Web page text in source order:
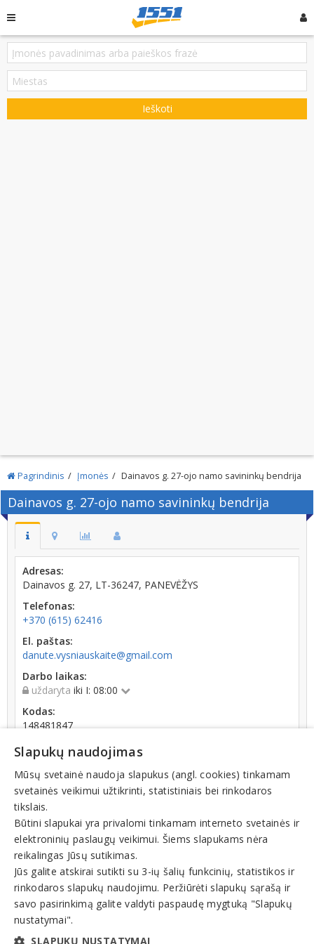
Ieškoti
Pagrindinis Įmonės Dainavos g. 27-ojo namo savininkų bendrija
Dainavos g. 27-ojo namo savininkų bendrija
Adresas:
Dainavos g. 27, LT-36247, PANEVĖŽYS
Telefonas:
+370 (615) 62416
El. paštas:
danute.vysniauskaite@gmail.com
Darbo laikas:
uždaryta iki I: 08:00
Kodas:
148481847
Registracijos data:
2002-06-04
Darbuotojų skaičius:
iki 10 darbuotojų
Veiklos sritys
Bendrijos
Daugiabučių namų
Slapukų naudojimas
Mūsų svetainė naudoja slapukus (angl. cookies) tinkamam
svetainės veikimui užtikrinti, statistiniais bei rinkodaros
tikslais.
Būtini slapukai yra privalomi tinkamam interneto svetainės ir
elektroninių paslaugų veikimui. Šiems slapukams nėra
reikalingas Jūsų sutikimas.
Jūs galite atskirai sutikti su 3-ių šalių funkcinių, statistikos ir
rinkodaros slapukų naudojimu. Peržiūrėti slapukų sąrašą ir
savo pasirinkimą galite valdyti paspaudę mygtuką "Slapukų
nustatymai".
SLAPUKŲ NUSTATYMAI